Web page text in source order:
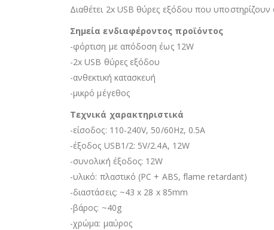
Διαθέτει 2x USB θύρες εξόδου που
Σημεία ενδιαφέροντος προϊόντος
-φόρτιση με απόδοση έως 12W
-2x USB θύρες εξόδου
-ανθεκτική κατασκευή
-μικρό μέγεθος
Τεχνικά χαρακτηριστικά
-είσοδος: 110-240V, 50/60Hz, 0.5A
-έξοδος USB1/2: 5V/2.4A, 12W
-συνολική έξοδος: 12W
-υλικό: πλαστικό (PC + ABS, flame retardant)
-διαστάσεις: ~43 x 28 x 85mm
-βάρος: ~40g
-χρώμα: μαύρος